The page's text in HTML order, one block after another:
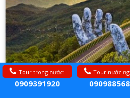
Tour trong nước:
0909391920
Tour nước